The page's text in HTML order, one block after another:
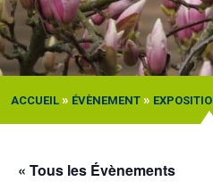
ACCUEIL » ÉVÈNEMENT »
« Tous les Évènements